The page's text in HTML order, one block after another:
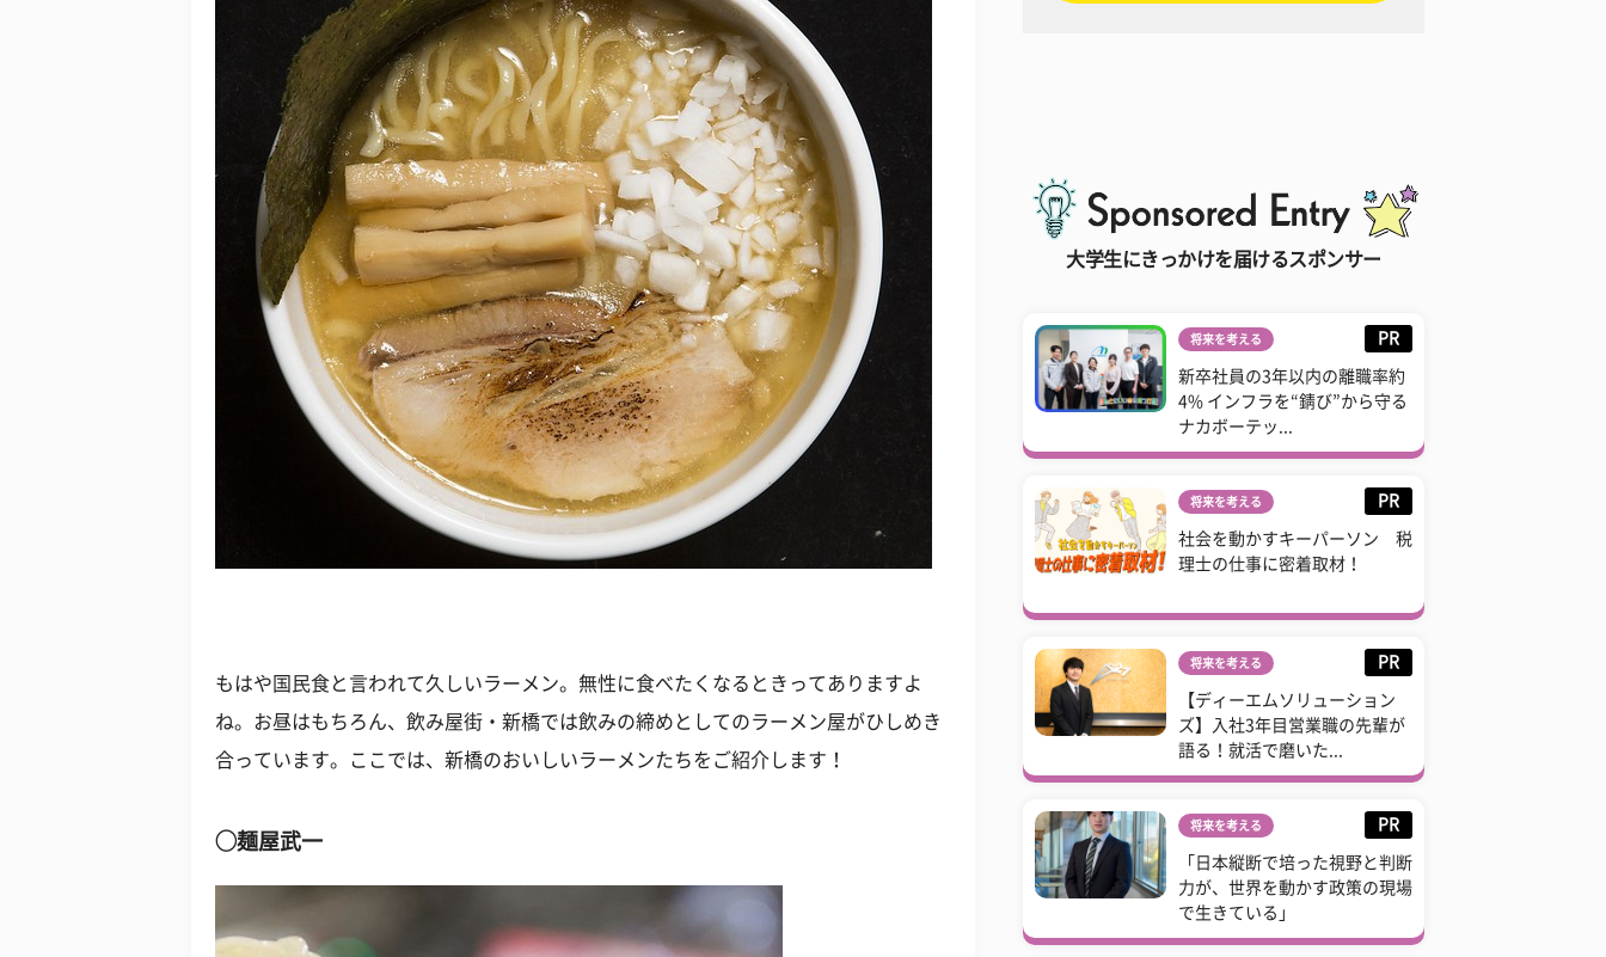
もはや国民食と言われて久しいラーメン。無性に食べたくなるときってありますよ
ね。お昼はもちろん、飲み屋街・新橋では飲みの締めとしてのラーメン屋がひしめき
合っています。ここでは、新橋のおいしいラーメンたちをご紹介します！
◯麺屋武一
大学生にきっかけを届けるスポンサー
将来を考える PR
新卒社員の3年以内の離職率約
4% インフラを“錆び”から守る
ナカボーテッ...
将来を考える PR
社会を動かすキーパーソン 税
理士の仕事に密着取材！
将来を考える PR
【ディーエムソリューション
ズ】入社3年目営業職の先輩が
語る！就活で磨いた...
将来を考える PR
「日本縦断で培った視野と判断
力が、世界を動かす政策の現場
で生きている」